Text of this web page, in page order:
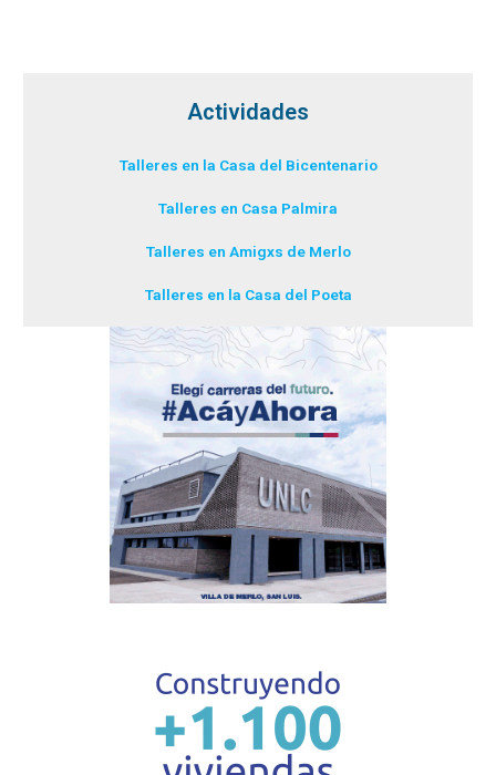
Actividades
Talleres en la Casa del Bicentenario
Talleres en Casa Palmira
Talleres en Amigxs de Merlo
Talleres en la Casa del Poeta